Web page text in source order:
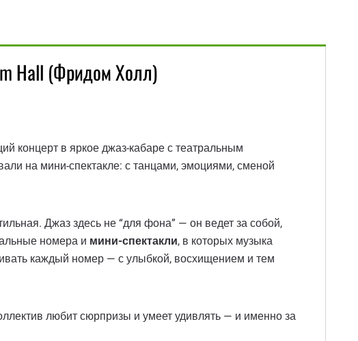
Hall (Фридом Холл)
концерт в яркое джаз-кабаре с театральным
на мини-спектакле: с танцами, эмоциями, сменой
Джаз здесь не “для фона” — он ведет за собой,
номера и мини-спектакли, в которых музыка
каждый номер — с улыбкой, восхищением и тем
любит сюрпризы и умеет удивлять — и именно за